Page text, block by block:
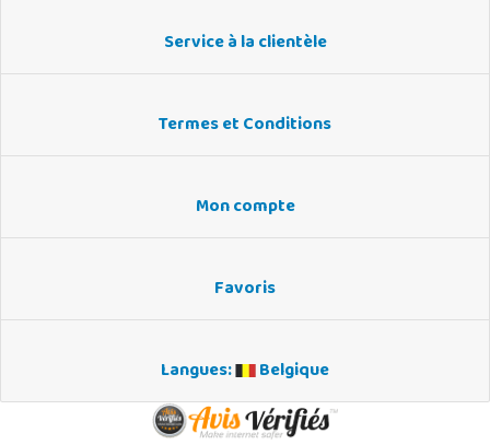
Service à la clientèle
Termes et Conditions
Mon compte
Favoris
Langues: Belgique